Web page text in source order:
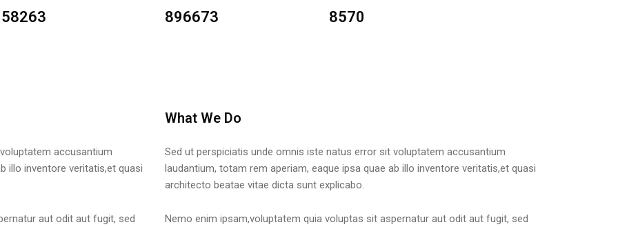
58263 896673 8570
accusantium
illo inventore veritatis,et quasi
aut odit aut fugit, sed
What We Do
Sed ut perspiciatis unde omnis iste natus error sit voluptatem accusantium
laudantium, totam rem aperiam, eaque ipsa quae ab illo inventore veritatis,et quasi
architecto beatae vitae dicta sunt explicabo.
Nemo enim ipsam,voluptatem quia voluptas sit aspernatur aut odit aut fugit, sed